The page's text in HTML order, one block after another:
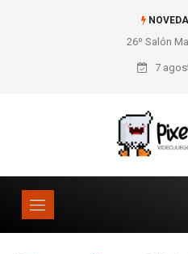
26º Salón Manga Jerez
7